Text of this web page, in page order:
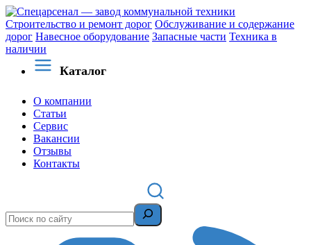
Строительство и ремонт дорог Обслуживание и содержание
дорог Навесное оборудование Запасные части Техника в
наличии
Каталог
О компании
Статьи
Сервис
Вакансии
Отзывы
Контакты